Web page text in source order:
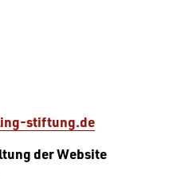
stiftung.de
der Website